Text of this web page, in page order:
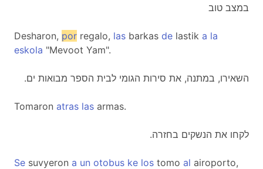
במצב טוב
Desharon, por regalo, las barkas de lastik a la
eskola "Mevoot Yam".
.השאירו, במתנה, את סירות הגומי לבית הספר מבואות ים
Tomaron atras las armas.
.לקחו את הנשקים בחזרה
Se suvyeron a un otobus ke los tomo al airoporto,